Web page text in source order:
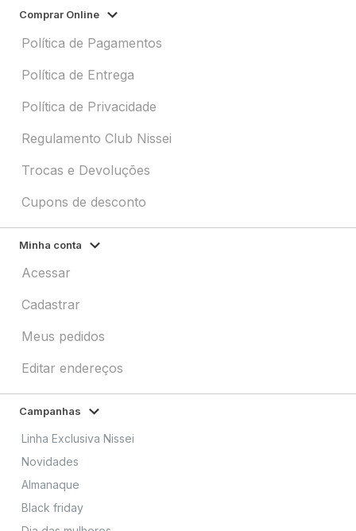
Comprar Online
Política de Pagamentos
Política de Entrega
Política de Privacidade
Regulamento Club Nissei
Trocas e Devoluções
Cupons de desconto
Minha conta
Acessar
Cadastrar
Meus pedidos
Editar endereços
Campanhas
Linha Exclusiva Nissei
Novidades
Almanaque
Black friday